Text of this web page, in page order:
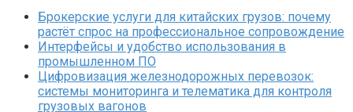
Брокерские услуги для китайских грузов: почему
растёт спрос на профессиональное сопровождение
Интерфейсы и удобство использования в
промышленном ПО
Цифровизация железнодорожных перевозок:
системы мониторинга и телематика для контроля
грузовых вагонов